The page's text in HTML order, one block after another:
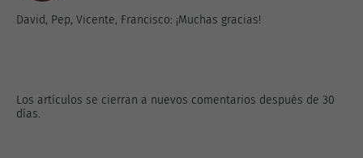
David, Pep, Vicente, Francisco: ¡Muchas gracias!
Los artículos se cierran a nuevos comentarios después de 30
días.